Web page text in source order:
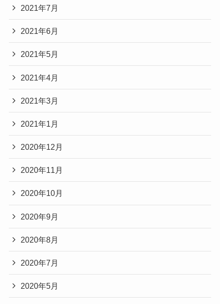
2021年7月
2021年6月
2021年5月
2021年4月
2021年3月
2021年1月
2020年12月
2020年11月
2020年10月
2020年9月
2020年8月
2020年7月
2020年5月